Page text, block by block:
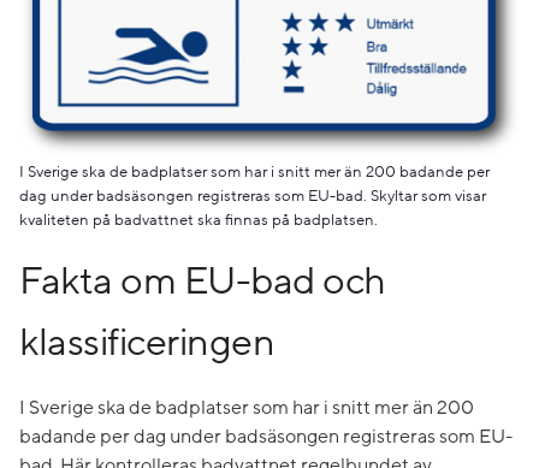
I Sverige ska de badplatser som har i snitt mer än 200 badande per
dag under badsäsongen registreras som EU-bad. Skyltar som visar
kvaliteten på badvattnet ska finnas på badplatsen.
Fakta om EU-bad och
klassificeringen
I Sverige ska de badplatser som har i snitt mer än 200
badande per dag under badsäsongen registreras som EU-